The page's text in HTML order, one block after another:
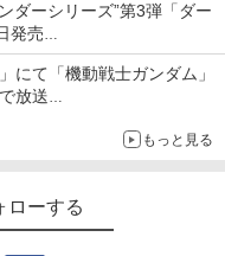
ダーシリーズ”第3弾「ダー
発売
した超大型チーズバーガー
にて「機動戦士ガンダム」
放送
もっと見る
ローする